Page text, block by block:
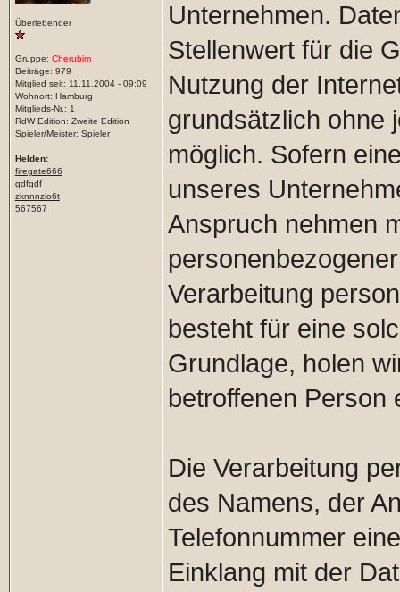
Überlebender
Gruppe: Cherubim
Beiträge: 979
Mitglied seit: 11.11.2004 - 09:09
Wohnort: Hamburg
Mitglieds-Nr.: 1
RdW Edition: Zweite Edition
Spieler/Meister: Spieler
Helden:
firegate666
gdfgdf
zknnnzio6t
567567
Unternehmen.
Stellenwert für die
Nutzung der
grundsätzlich ohne
möglich. Sofern
unseres
Anspruch nehmen
Verarbeitung
besteht für eine
Grundlage, holen
betroffenen Person
Die Verarbeitung
des Namens, der
Telefonnummer
Einklang mit der